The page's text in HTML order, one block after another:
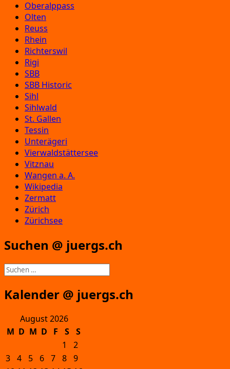
Oberalppass
Olten
Reuss
Rhein
Richterswil
Rigi
SBB
SBB Historic
Sihl
Sihlwald
St. Gallen
Tessin
Unterägeri
Vierwaldstättersee
Vitznau
Wangen a. A.
Wikipedia
Zermatt
Zürich
Zürichsee
Suchen @ juergs.ch
Suchen
nach:
Kalender @ juergs.ch
August 2026
M D M D F S
S
1
2
3 4 5 6 7 8 9